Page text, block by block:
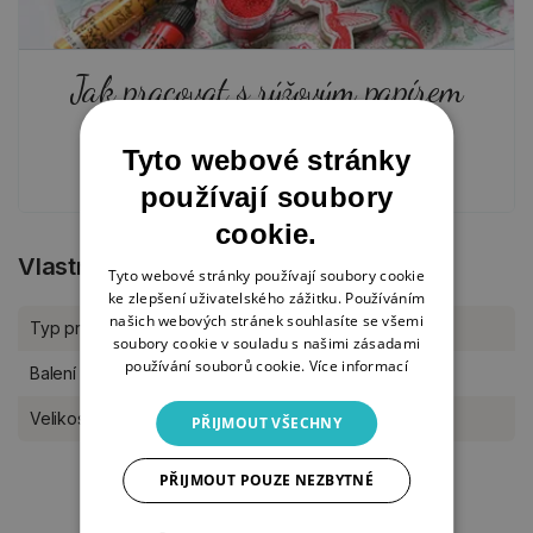
Jak pracovat s rýžovým papírem
Vlastnosti produktu
Typ produktu Rýžový papír
Balení kus
Velikost A4
Tyto webové stránky
používají soubory
cookie.
Tyto webové stránky používají soubory cookie
ke zlepšení uživatelského zážitku. Používáním
našich webových stránek souhlasíte se všemi
soubory cookie v souladu s našimi zásadami
používání souborů cookie. Více informací
PŘIJMOUT VŠECHNY
PŘIJMOUT POUZE NEZBYTNÉ